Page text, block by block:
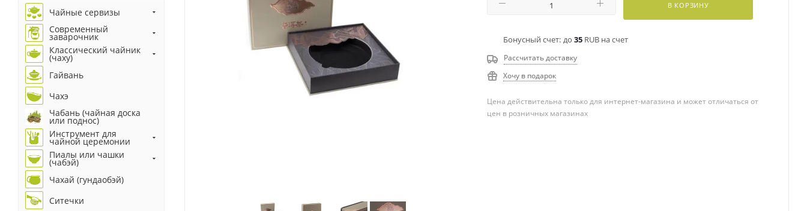
В КОРЗИНУ
Бонусный счет: до 35RUB на счет
Рассчитать доставку
Хочу в подарок
Цена действительна только для интернет-магазина и может отличаться от
цен в розничных магазинах
Чайные сервизы
Современный
заварочник
Классический чайник
(чаху)
Гайвань
Чахэ
Чабань (чайная доска
или поднос)
Инструмент для
чайной церемонии
Пиалы или чашки
(чабэй)
Чахай (гундаобэй)
Ситечки